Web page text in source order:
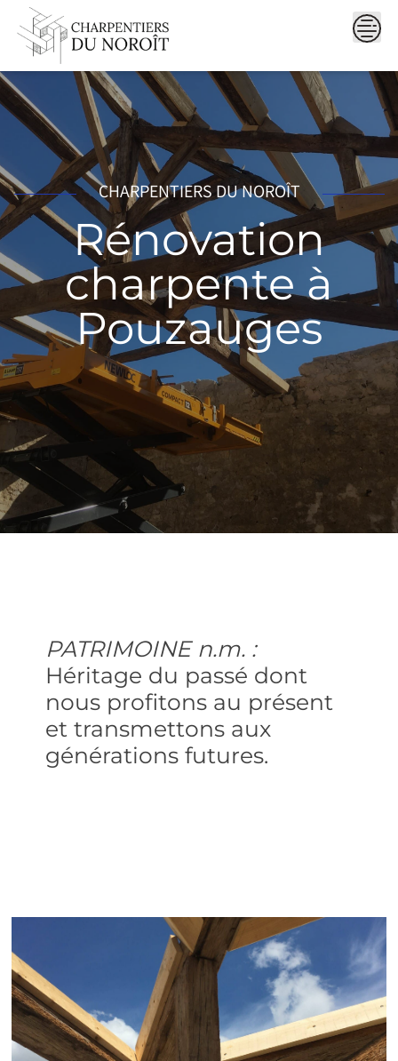
content
CHARPENTIERS DU NOROÎT
Rénovation
charpente à
Pouzauges
PATRIMOINE n.m. :
Héritage du passé dont
nous profitons au présent
et transmettons aux
générations futures.